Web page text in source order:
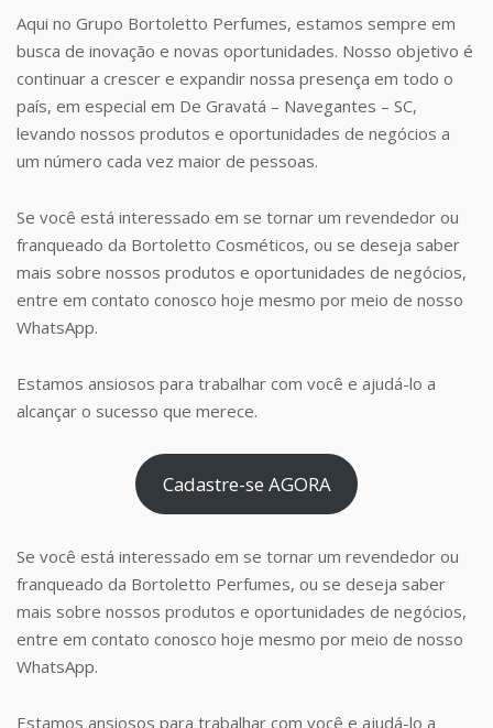
Aqui no Grupo Bortoletto Perfumes, estamos sempre em
busca de inovação e novas oportunidades. Nosso objetivo é
continuar a crescer e expandir nossa presença em todo o
país, em especial em De Gravatá – Navegantes – SC,
levando nossos produtos e oportunidades de negócios a
um número cada vez maior de pessoas.
Se você está interessado em se tornar um revendedor ou
franqueado da Bortoletto Cosméticos, ou se deseja saber
mais sobre nossos produtos e oportunidades de negócios,
entre em contato conosco hoje mesmo por meio de nosso
WhatsApp.
Estamos ansiosos para trabalhar com você e ajudá-lo a
alcançar o sucesso que merece.
Cadastre-se AGORA
Se você está interessado em se tornar um revendedor ou
franqueado da Bortoletto Perfumes, ou se deseja saber
mais sobre nossos produtos e oportunidades de negócios,
entre em contato conosco hoje mesmo por meio de nosso
WhatsApp.
Estamos ansiosos para trabalhar com você e ajudá-lo a